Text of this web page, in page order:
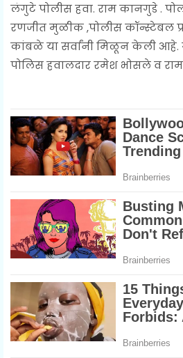
लंगुटे पोलीस हवा. राम कानगुडे .
रणजीत मुळीक ,पोलीस कॉन्स्टेबल
कांबळे या सर्वांनी मिळून केली आहे.
पोलिस हवालदार रमेश भोसले व